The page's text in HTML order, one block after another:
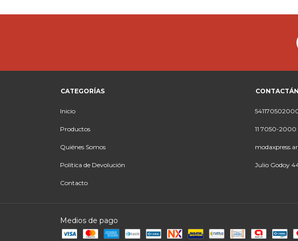
CATEGORÍAS
Inicio
Productos
Quiénes Somos
Política de Devolución
Contacto
11 7050-2000
Julio Godoy
Medios de pago